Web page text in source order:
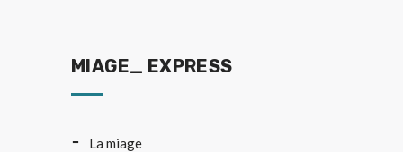
MIAGE_ EXPRESS
la miage